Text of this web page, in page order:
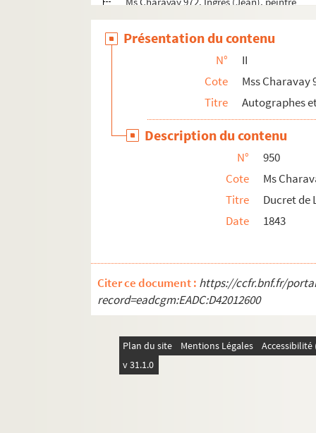
Ms Charavay 973. Jarente (Le chevalier
Ms Charavay 974. Labouderie (Jean),
Ms Charavay 975. La Chapelle, secrétaire
Ms Charavay 976. La Chapelle (De), de
Ms Charavay 977. Lacombe (Louis),
Ms Charavay 978. Laffite (Jean),
Ms Charavay 979. La Garde (De), officier
Ms Charavay 980. Lainé, ministre de
Ms Charavay 981. Legeay, professeur à
Ms Charavay 982. Lestoré (L'abbé),
Ms Charavay 984. Lombard-Quincieux,
Ms Charavay 985. Longpré (Alexandre de),
Ms Charavay 986. Louis (Le baron),
Ms Charavay 988. Marescalchi, ministre
Ms Charavay 989. « Maret (Le comte),
Présentation du contenu
N°
II
Cote
Mss Charavay
Titre
Autographes
Description du contenu
N°
950
Cote
Ms
Titre
Ducret de
Date
1843
Citer ce document : https://ccfr.bnf.fr/
record=eadcgm:EADC:D42012600
Plan du site Mentions Légales
v 31.1.0